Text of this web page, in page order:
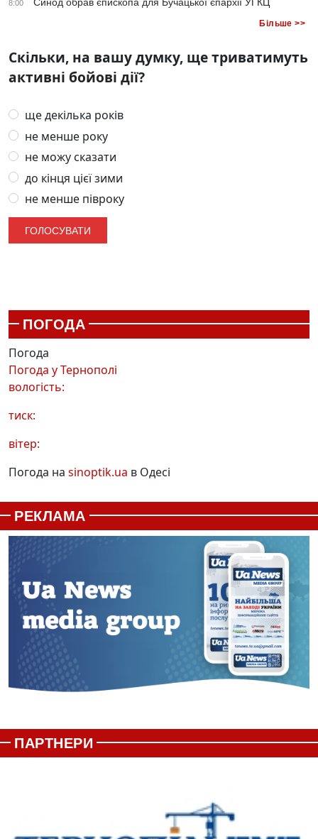
8:00
Більше >>
Скільки, на вашу думку, ще триватимуть
активні бойові дії?
ще декілька років
не менше року
не можу сказати
до кінця цієї зими
не менше півроку
ПОГОДА
Погода
Погода уТернополі
вологість:
тиск:
вітер:
Погода на sinoptik.ua в Одесі
РЕКЛАМА
ПАРТНЕРИ